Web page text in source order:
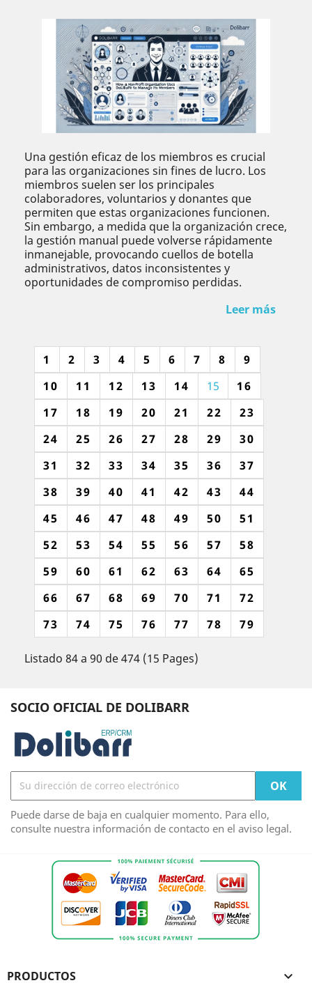
Una gestión eficaz de los miembros es crucial
para las organizaciones sin fines de lucro. Los
miembros suelen ser los principales
colaboradores, voluntarios y donantes que
permiten que estas organizaciones funcionen.
Sin embargo, a medida que la organización crece,
la gestión manual puede volverse rápidamente
inmanejable, provocando cuellos de botella
administrativos, datos inconsistentes y
oportunidades de compromiso perdidas.
Leer más
1 2 3 4 5 6 7 8
9
10
11 12 13 14 15
16
17
18 19 20 21 22
23
24
25 26 27 28 29
30
31
32 33 34 35 36
37
38
39 40 41 42 43
44
45
46 47 48 49 50
51
52
53 54 55 56 57
58
59
60 61 62 63 64
65
66
67 68 69 70 71
72
73
74 75 76 77 78 79
Listado 84 a 90 de 474 (15 Pages)
SOCIO OFICIAL DE DOLIBARR
Puede darse de baja en cualquier momento. Para ello,
consulte nuestra información de contacto en el aviso legal.
PRODUCTOS 